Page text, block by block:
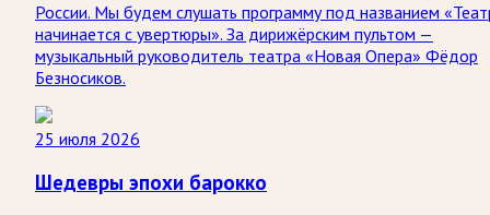
России. Мы будем слушать программу под названием
начинается с увертюры». За дирижёрским пультом —
музыкальный руководитель театра «Новая Опера» Фёдор
Безносиков.
25 июля 2026
Шедевры эпохи барокко